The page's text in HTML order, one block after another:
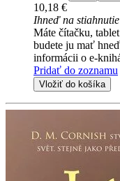
10,18 €
Ihneď na stiahnutie
Máte čítačku,
budete ju mať
informácii o e-
Pridať do zoznamu
Vložiť do košíka